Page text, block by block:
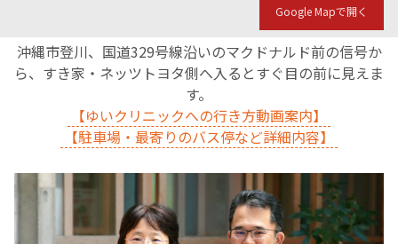
Google Mapで開く
沖縄市登川、国道329号線沿いのマクドナルド前の信号か
ら、すき家・ネッツトヨタ側へ入るとすぐ目の前に見えま
す。
【ゆいクリニックへの行き方動画案内】
【駐車場・最寄りのバス停など詳細内容】